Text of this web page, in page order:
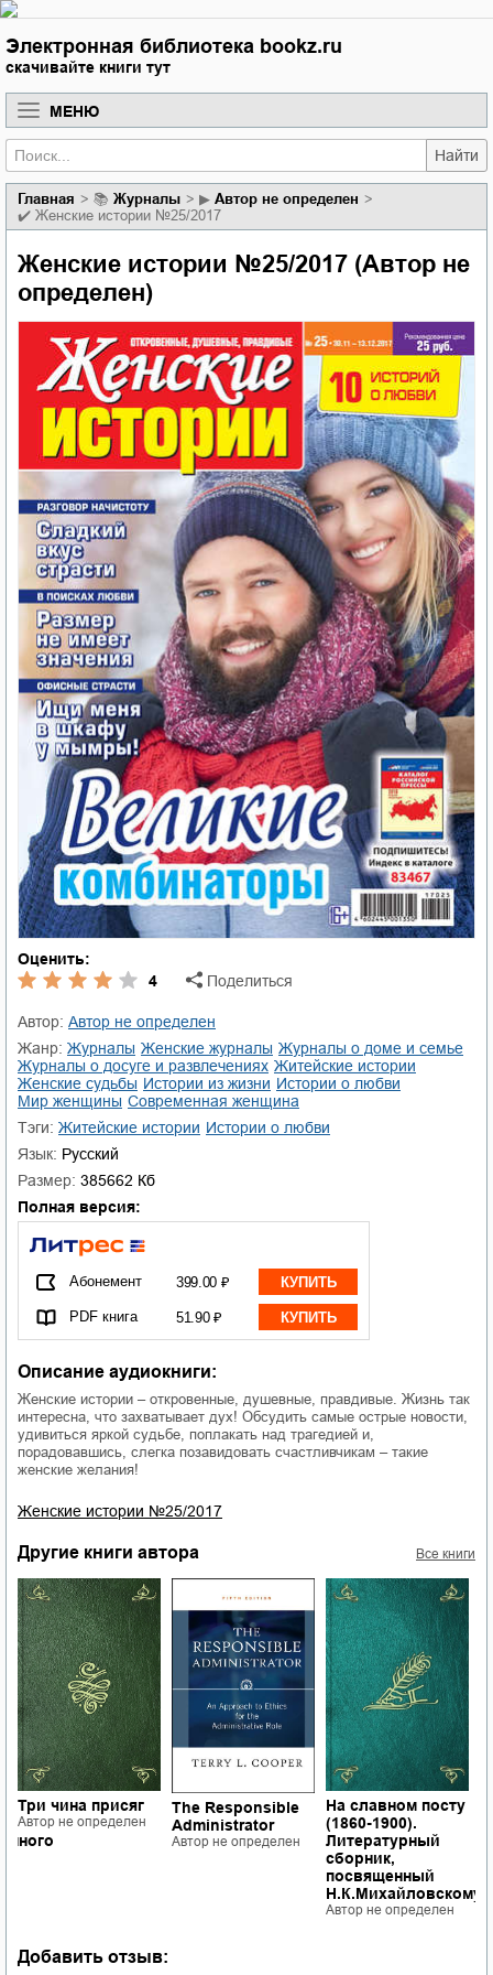
Электронная библиотека bookz.ru
скачивайте книги тут
МЕНЮ
Найти
Главная 📚 журналы ▶ Автор не определен
✔️ Женские истории №25/2017
Женские истории №25/2017 (Автор не
определен)
Оценить:
4
Поделиться
Автор:
Автор не определен
Жанр:
журналы женские журналы
журналы о доме и семье
журналы о досуге и развлечениях
житейские истории
женские судьбы
истории из жизни
истории о любви
мир женщины
современная женщина
Тэги:
житейские истории
истории о любви
Язык: Русский
Размер: 385662 Кб
Полная версия:
Абонемент 399.00 ₽ КУПИТЬ
PDF книга 51.90 ₽ КУПИТЬ
Описание аудиокниги:
Женские истории – откровенные, душевные, правдивые. Жизнь так
интересна, что захватывает дух! Обсудить самые острые новости,
удивиться яркой судьбе, поплакать над трагедией и,
порадовавшись, слегка позавидовать счастливчикам – такие
женские желания!
Женские истории №25/2017
Другие книги автора Все книги
Три чина присяг
Автор не определен
The Responsible
Administrator
Автор не определен
На славном посту
(1860-1900).
Литературный
сборник,
посвященный
Н.К.Михайловскому
Автор не определен
Добавить отзыв: